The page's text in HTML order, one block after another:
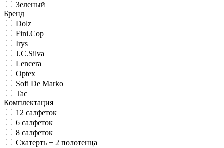
Зеленый
Бренд
Dolz
Fini.Cop
Irys
J.C.Silva
Lencera
Optex
Sofi De Marko
Tac
Комплектация
12 салфеток
6 салфеток
8 салфеток
Скатерть + 2 полотенца